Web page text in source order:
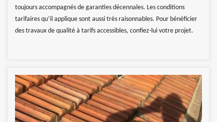
toujours accompagnés de garanties décennales. Les conditions
tarifaires qu’il applique sont aussi très raisonnables. Pour bénéficier
des travaux de qualité à tarifs accessibles, confiez-lui votre projet.